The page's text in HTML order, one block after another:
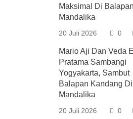
Maksimal Di
Mandalika
20 Juli 2026 0
Mario Aji Dan Veda
Pratama Sambangi
Yogyakarta, Sambut
Balapan Kandang Di
Mandalika
20 Juli 2026 0